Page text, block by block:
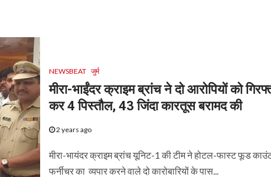
NEWSBEAT जुर्म
मीरा-भाईंदर क्राइम ब्रांच ने दो आरोपियों को
कर 4 पिस्तौल, 43 जिंदा कारतूस बरामद की
2 years ago
मीरा-भायंदर क्राइम ब्रांच यूनिट-1 की टीम ने होटल-फास्ट फूड
फर्नीचर का व्यपार करने वाले दो कारोबारियों के पास...